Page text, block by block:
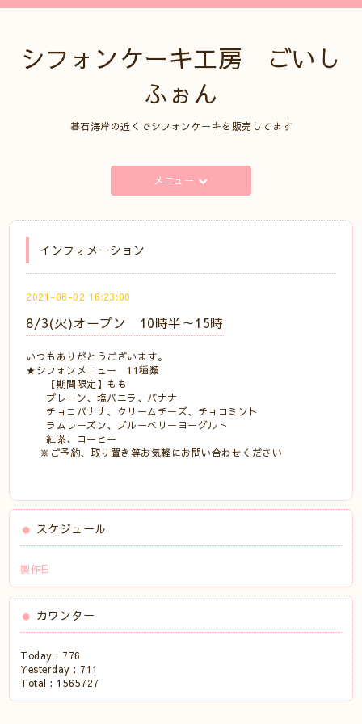
シフォンケーキ工房 ごいし
ふぉん
碁石海岸の近くでシフォンケーキを販売してます
メニュー
インフォメーション
2021-08-02 16:23:00
8/3(火)オープン 10時半～15時
いつもありがとうございます。
★シフォンメニュー 11種類
【期間限定】もも
プレーン、塩バニラ、バナナ
チョコバナナ、クリームチーズ、チョコミント
ラムレーズン、ブルーベリーヨーグルト
紅茶、コーヒー
※ご予約、取り置き等お気軽にお問い合わせください
スケジュール
製作日
カウンター
Today : 776
Yesterday : 711
Total : 1565727